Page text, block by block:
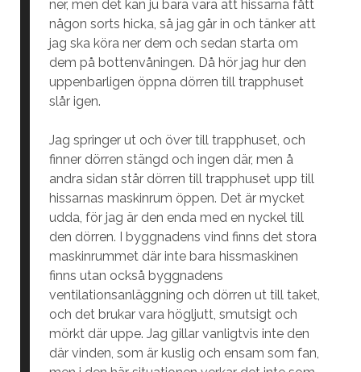
ner, men det kan ju bara vara att hissarna fått
någon sorts hicka, så jag går in och tänker att
jag ska köra ner dem och sedan starta om
dem på bottenvåningen. Då hör jag hur den
uppenbarligen öppna dörren till trapphuset
slår igen.
Jag springer ut och över till trapphuset, och
finner dörren stängd och ingen där, men å
andra sidan står dörren till trapphuset upp till
hissarnas maskinrum öppen. Det är mycket
udda, för jag är den enda med en nyckel till
den dörren. I byggnadens vind finns det stora
maskinrummet där inte bara hissmaskinen
finns utan också byggnadens
ventilationsanläggning och dörren ut till taket,
och det brukar vara högljutt, smutsigt och
mörkt där uppe. Jag gillar vanligtvis inte den
där vinden, som är kuslig och ensam som fan,